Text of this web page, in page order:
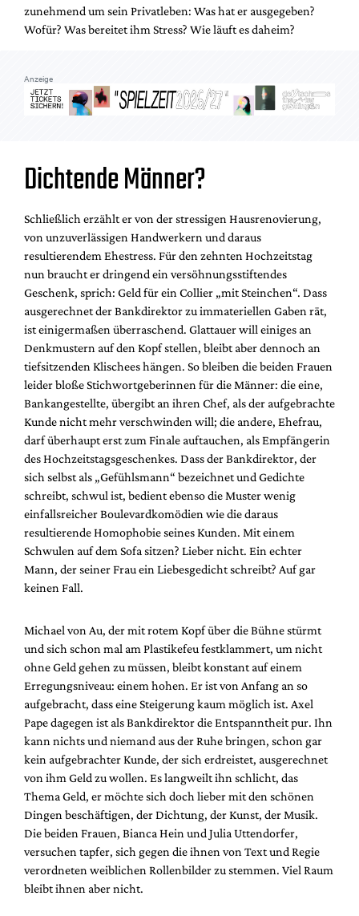
zunehmend um sein Privatleben: Was hat er ausgegeben?
Wofür? Was bereitet ihm Stress? Wie läuft es daheim?
Anzeige
Dichtende Männer?
Schließlich erzählt er von der stressigen Hausrenovierung,
von unzuverlässigen Handwerkern und daraus
resultierendem Ehestress. Für den zehnten Hochzeitstag
nun braucht er dringend ein versöhnungsstiftendes
Geschenk, sprich: Geld für ein Collier „mit Steinchen“. Dass
ausgerechnet der Bankdirektor zu immateriellen Gaben rät,
ist einigermaßen überraschend. Glattauer will einiges an
Denkmustern auf den Kopf stellen, bleibt aber dennoch an
tiefsitzenden Klischees hängen. So bleiben die beiden Frauen
leider bloße Stichwortgeberinnen für die Männer: die eine,
Bankangestellte, übergibt an ihren Chef, als der aufgebrachte
Kunde nicht mehr verschwinden will; die andere, Ehefrau,
darf überhaupt erst zum Finale auftauchen, als Empfängerin
des Hochzeitstagsgeschenkes. Dass der Bankdirektor, der
sich selbst als „Gefühlsmann“ bezeichnet und Gedichte
schreibt, schwul ist, bedient ebenso die Muster wenig
einfallsreicher Boulevardkomödien wie die daraus
resultierende Homophobie seines Kunden. Mit einem
Schwulen auf dem Sofa sitzen? Lieber nicht. Ein echter
Mann, der seiner Frau ein Liebesgedicht schreibt? Auf gar
keinen Fall.
Michael von Au, der mit rotem Kopf über die Bühne stürmt
und sich schon mal am Plastikefeu festklammert, um nicht
ohne Geld gehen zu müssen, bleibt konstant auf einem
Erregungsniveau: einem hohen. Er ist von Anfang an so
aufgebracht, dass eine Steigerung kaum möglich ist. Axel
Pape dagegen ist als Bankdirektor die Entspanntheit pur. Ihn
kann nichts und niemand aus der Ruhe bringen, schon gar
kein aufgebrachter Kunde, der sich erdreistet, ausgerechnet
von ihm Geld zu wollen. Es langweilt ihn schlicht, das
Thema Geld, er möchte sich doch lieber mit den schönen
Dingen beschäftigen, der Dichtung, der Kunst, der Musik.
Die beiden Frauen, Bianca Hein und Julia Uttendorfer,
versuchen tapfer, sich gegen die ihnen von Text und Regie
verordneten weiblichen Rollenbilder zu stemmen. Viel Raum
bleibt ihnen aber nicht.